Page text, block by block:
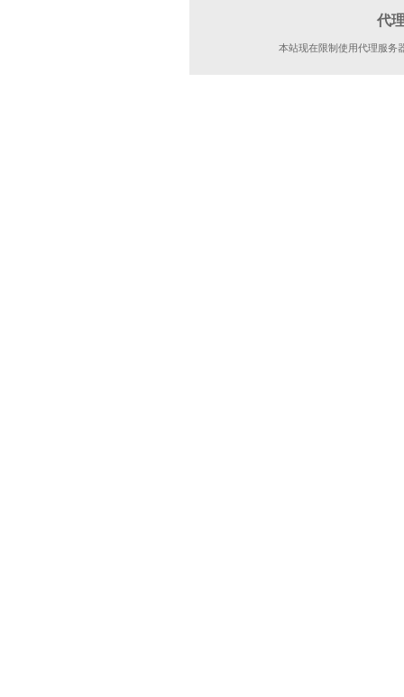
代
本站现在限制使用代理服务